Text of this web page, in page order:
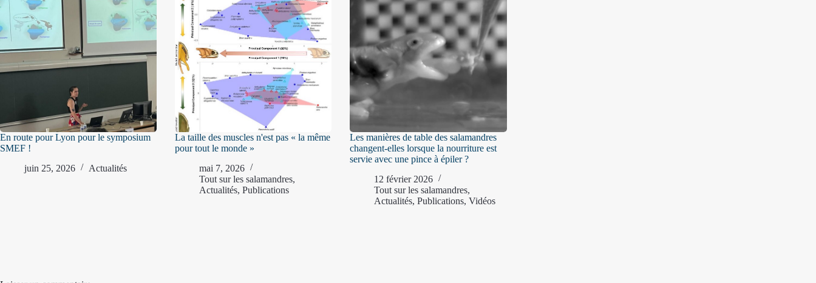
En route pour Lyon pour le symposium
SMEF !
juin 25, 2026
Actualités
La taille des muscles n'est pas « la même
pour tout le monde »
mai 7, 2026
Tout sur les salamandres,
Actualités,Publications
Les manières de table des salamandres
changent-elles lorsque la nourriture est
servie avec une pince à épiler ?
12 février 2026
Tout sur les salamandres,
Actualités,Publications,Vidéos